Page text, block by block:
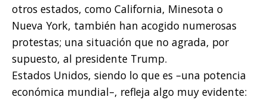
otros estados, como California, Minesota o
Nueva York, también han acogido numerosas
protestas; una situación que no agrada, por
supuesto, al presidente Trump.
Estados Unidos, siendo lo que es –una potencia
económica mundial–, refleja algo muy evidente: